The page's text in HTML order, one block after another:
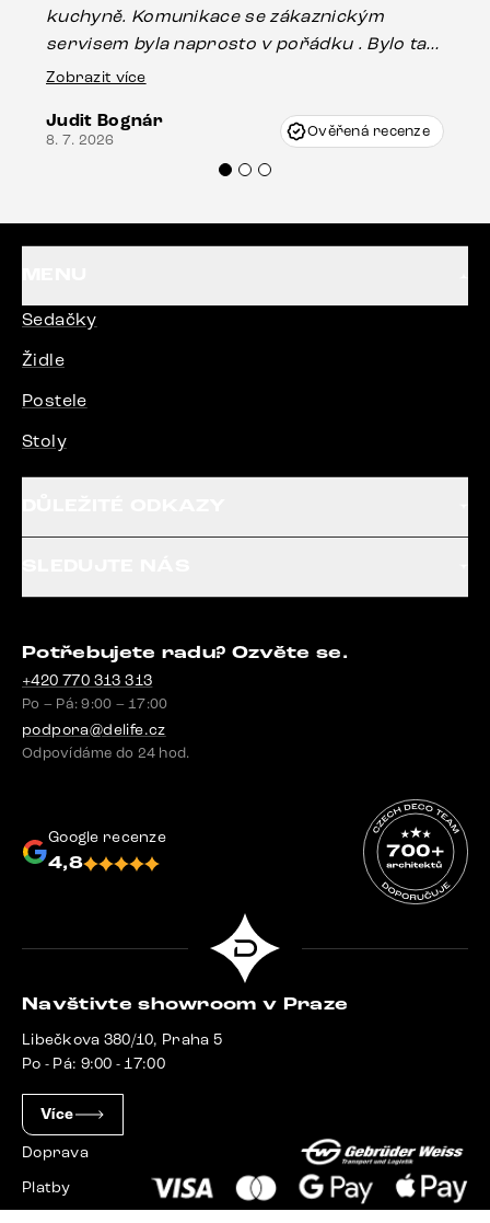
kuchyně. Komunikace se zákaznickým
servisem byla naprosto v pořádku . Bylo tam
drobné poškození u nohy stolu, které mohlo
Vincze mi velmi korektně vyšli vstříc.
Doporučuji produkty Delife všem.“
Zobrazit více
Judit Bognár
8. 7. 2026 Ověřená recenze
Sedačky
Židle
Postele
Stoly
Potřebujete radu? Ozvěte se.
+420 770 313 313
Po – Pá: 9:00 – 17:00
podpora@delife.cz
Odpovídáme do 24 hod.
Google recenze
4,8
Navštivte showroom v Praze
Libečkova 380/10, Praha 5
Po - Pá: 9:00 - 17:00
Více
Doprava
Platby